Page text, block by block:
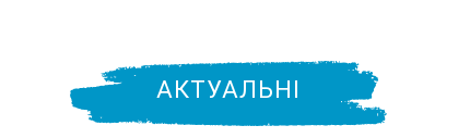
АКТУАЛЬНІ